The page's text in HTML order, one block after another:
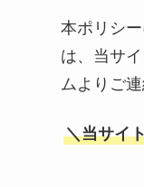
本ポリシ
は、当サ
ムよりご
＼当サイ